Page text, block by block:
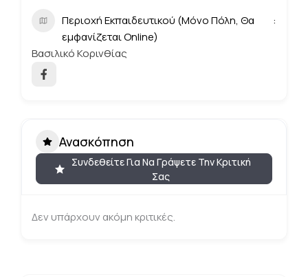
Περιοχή Εκπαιδευτικού (Μόνο Πόλη, Θα
εμφανίζεται Online)
Βασιλικό Κορινθίας
Ανασκόπηση
Συνδεθείτε Για Να Γράψετε Την Κριτική
Σας
Δεν υπάρχουν ακόμη κριτικές.